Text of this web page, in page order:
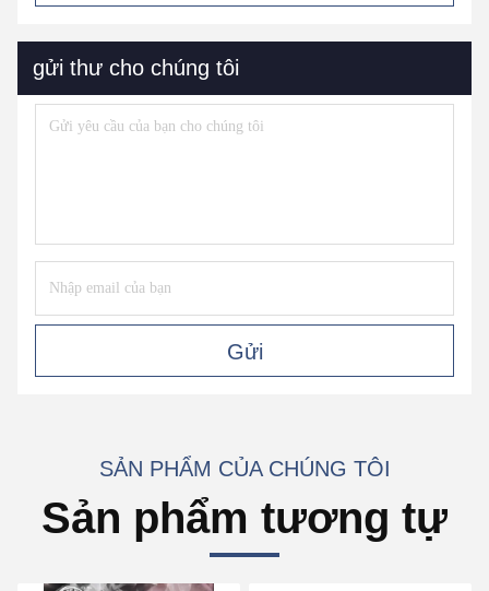
gửi thư cho chúng tôi
Gửi
SẢN PHẨM CỦA CHÚNG TÔI
Sản phẩm tương tự